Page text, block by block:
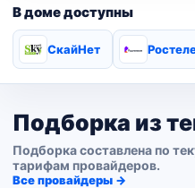
В доме доступны
СкайНет
Подборка из
Подборка составлена по
тарифам провайдеров.
Все провайдеры →